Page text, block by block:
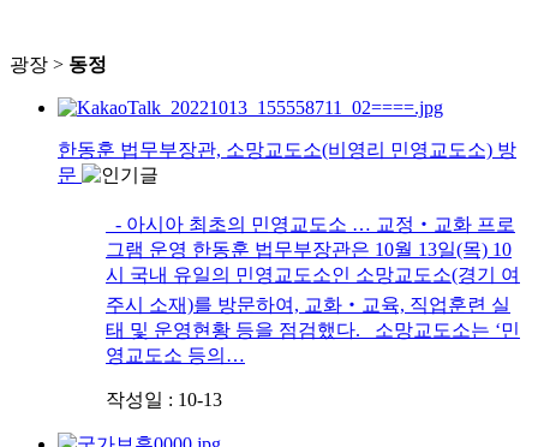
광장 > 동정
한동훈 법무부장관, 소망교도소(비영리 민영교도소) 방
문
- 아시아 최초의 민영교도소 … 교정‧교화 프로
그램 운영 한동훈 법무부장관은 10월 13일(목) 10
시 국내 유일의 민영교도소인 소망교도소(경기 여
주시 소재)를 방문하여, 교화‧교육, 직업훈련 실
태 및 운영현황 등을 점검했다. 소망교도소는 ‘민
영교도소 등의…
작성일 : 10-13